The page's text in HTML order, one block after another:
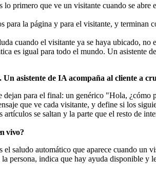
primero que ve un visitante cuando se
para la página y para el visitante, y
cuando el visitante ya se haya ubicado,
es igual para todo el mundo. Un asistente
asistente de IA acompaña al cliente a
dejan para el final: un genérico "Hola,
que ve cada visitante, y define si los
se saltan y la parte que el resto de
vivo?
saludo automático que aparece cuando
persona, indica que hay ayuda disponible y